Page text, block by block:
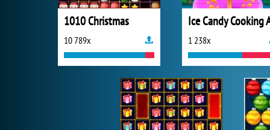
1010 Christmas
10 789x 1 238x